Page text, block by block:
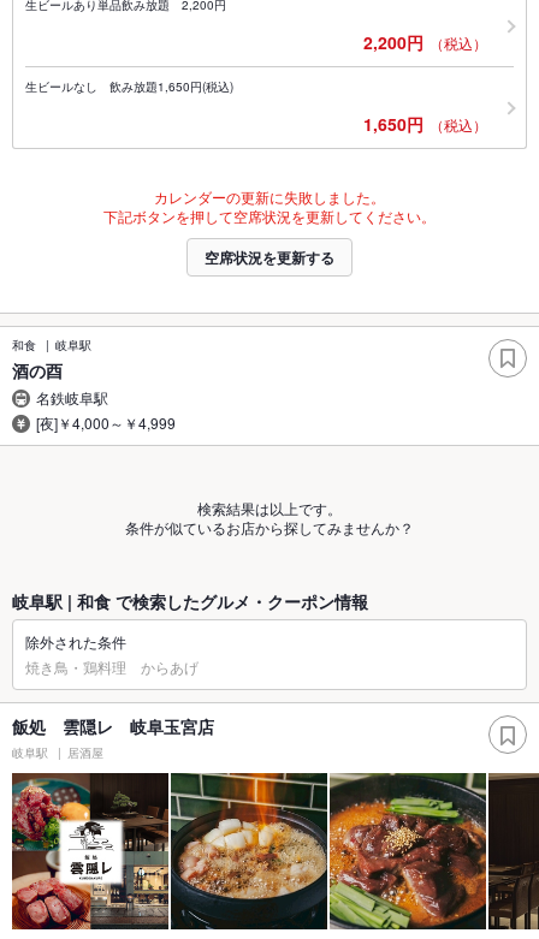
生ビールあり単品飲み放題 2,200円
2,200円 （税込）
生ビールなし 飲み放題1,650円(税込)
1,650円 （税込）
カレンダーの更新に失敗しました。
下記ボタンを押して空席状況を更新してください。
空席状況を更新する
和食 岐阜駅
酒の酉
名鉄岐阜駅
[夜]￥4,000～￥4,999
検索結果は以上です。
条件が似ているお店から探してみませんか？
岐阜駅 | 和食 で検索したグルメ・クーポン情報
除外された条件
焼き鳥・鶏料理 からあげ
飯処 雲隠レ 岐阜玉宮店
岐阜駅 居酒屋